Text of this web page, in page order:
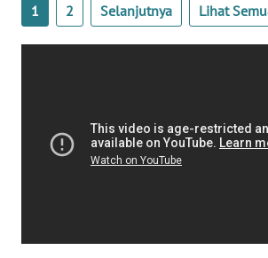
1 2 Selanjutnya Lihat
NTT
WN
PAPUA